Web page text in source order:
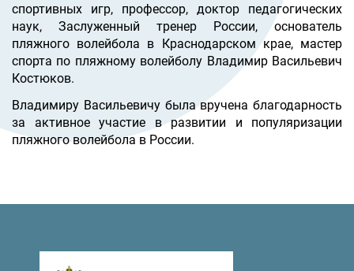
спортивных игр, профессор, доктор педагогических
наук, Заслуженный тренер России, основатель
пляжного волейбола в Краснодарском крае, мастер
спорта по пляжному волейболу Владимир Васильевич
Костюков.
Владимиру Васильевичу была вручена благодарность
за активное участие в развитии и популяризации
пляжного волейбола в России.